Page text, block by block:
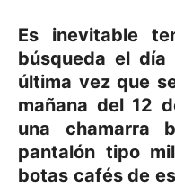
Es inevitable
búsqueda el día
última vez que
mañana del 12
una chamarra
pantalón tipo
botas cafés de